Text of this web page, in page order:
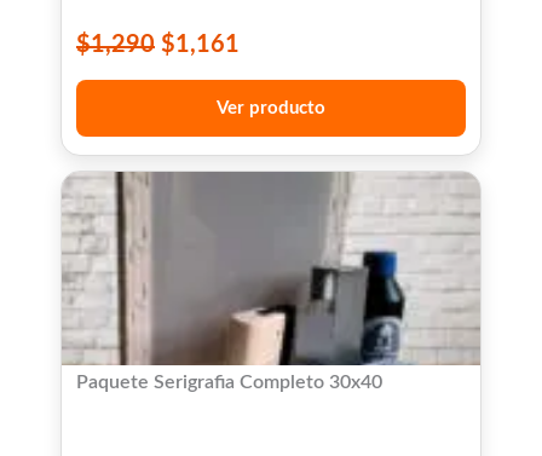
$1,290 $1,161
Ver producto
Paquete Serigrafia Completo 30x40